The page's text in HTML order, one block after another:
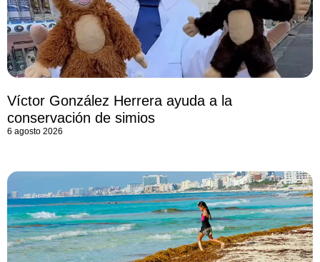
Víctor González Herrera ayuda a la
conservación de simios
6 agosto 2026